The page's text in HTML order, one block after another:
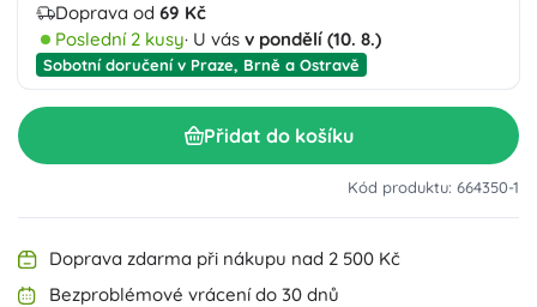
Doprava od 69 Kč
Poslední 2 kusy· U vás v pondělí (10. 8.)
Sobotní doručení v Praze, Brně a Ostravě
Přidat do košíku
Kód produktu: 664350-1
Doprava zdarma při nákupu nad 2 500 Kč
Bezproblémové vrácení do 30 dnů